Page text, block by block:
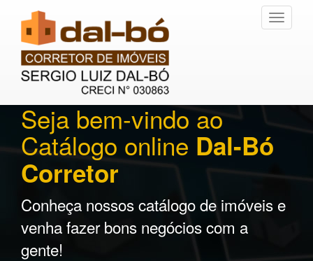
Toggle
Seja bem-vindo ao
Catálogo online Dal-Bó
Corretor
Conheça nossos catálogo de imóveis e
venha fazer bons negócios com a
gente!